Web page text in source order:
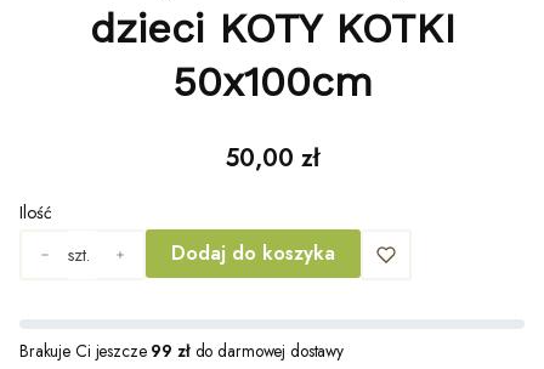
dzieci KOTY KOTKI
50x100cm
Cena
50,00 zł
Ilość
szt.
Dodaj do koszyka
Brakuje Ci jeszcze 99 złdo darmowej dostawy